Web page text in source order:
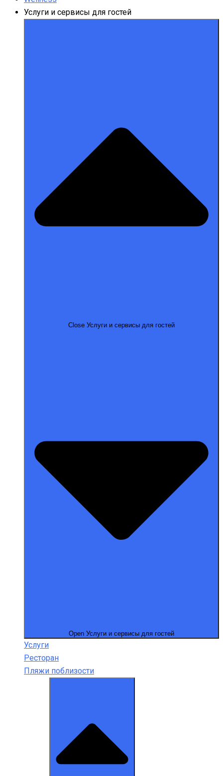
Услуги и сервисы для гостей
Close Услуги и сервисы для гостей
Open Услуги и сервисы для гостей
Услуги
Ресторан
Пляжи поблизости